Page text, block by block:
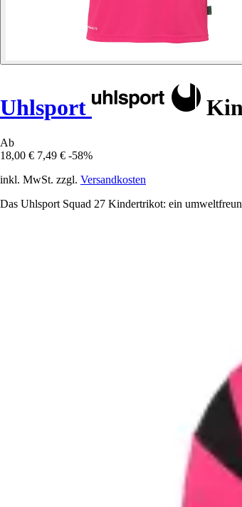
Uhlsport
Ab
18,00 € 7,49 € -58%
inkl. MwSt. zzgl. Versandkosten
Das Uhlsport Squad 27 Kindertrikot: ein